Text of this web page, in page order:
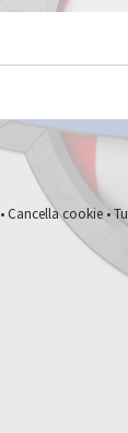
Cancella cookie•